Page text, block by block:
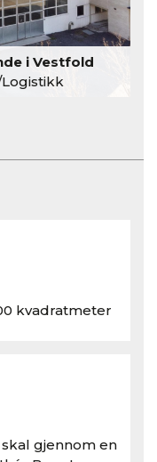
i Vestfold
kvadratmeter
gjennom en